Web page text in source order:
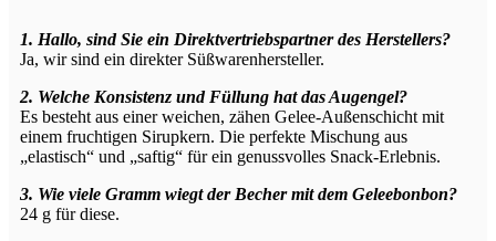
1. Hallo, sind Sie ein Direktvertriebspartner des Herstellers?
Ja, wir sind ein direkter Süßwarenhersteller.
2. Welche Konsistenz und Füllung hat das Augengel?
Es besteht aus einer weichen, zähen Gelee-Außenschicht mit
einem fruchtigen Sirupkern. Die perfekte Mischung aus
„elastisch“ und „saftig“ für ein genussvolles Snack-Erlebnis.
3. Wie viele Gramm wiegt der Becher mit dem Geleebonbon?
24 g für diese.